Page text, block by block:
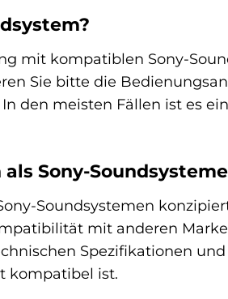
mit kompatiblen Sony-
Sie bitte die
den meisten Fällen ist es
Sony-
Soundsystemen
mit anderen
Spezifikationen
kompatibel ist.